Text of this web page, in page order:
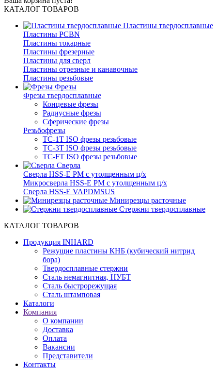
КАТАЛОГ ТОВАРОВ
Пластины твердосплавные
Пластины PCBN
Пластины токарные
Пластины фрезерные
Пластины для сверл
Пластины отрезные и канавочные
Пластины резьбовые
Фрезы
Фрезы твердосплавные
Концевые фрезы
Радиусные фрезы
Сферические фрезы
Резьбофрезы
TC-1T ISO фрезы резьбовые
TC-3T ISO фрезы резьбовые
TC-FT ISO фрезы резьбовые
Сверла
Cверла HSS-E PM c утолщенным ц/х
Микросверла HSS-E PM c утолщенным ц/х
Сверла HSS-E VAPDMSUS
Минирезцы расточные
Cтержни твердосплавные
КАТАЛОГ ТОВАРОВ
Продукция INHARD
Режущие пластины КНБ (кубический нитрид
бора)
Твердосплавные стержни
Сталь немагнитная, НУБТ
Сталь быстрорежущая
Сталь штамповая
Каталоги
Компания
О компании
Доставка
Оплата
Вакансии
Представители
Контакты